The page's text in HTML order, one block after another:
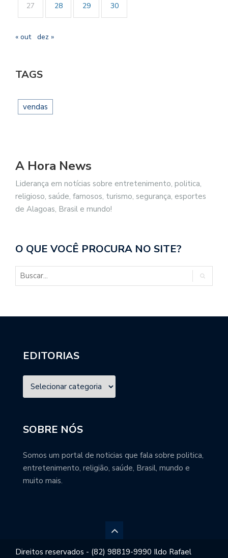
27 28 29 30
« out dez »
TAGS
vendas
A Hora News
Liderança em notícias sobre entretenimento, politica,
religioso, saúde, famosos, turismo, segurança, esportes
de Alagoas, Brasil e mundo!
O QUE VOCÊ PROCURA NO SITE?
EDITORIAS
SOBRE NÓS
Somos um portal de noticias que fala sobre politica,
entretenimento, religião, saúde, Brasil, mundo e
muito mais.
Direitos reservados - (82) 98819-9990 Ildo Rafael